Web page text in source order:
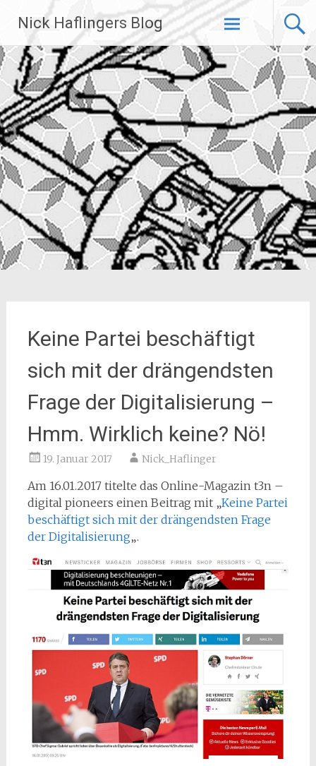
Inhalt
springen
Nick Haflingers Blog
Keine Partei beschäftigt
sich mit der drängendsten
Frage der Digitalisierung –
Hmm. Wirklich keine? Nö!
19. Januar 2017 Nick_Haflinger
Am 16.01.2017 titelte das Online-Magazin t3n –
digital pioneers einen Beitrag mit „Keine Partei
beschäftigt sich mit der drängendsten Frage
der Digitalisierung„.